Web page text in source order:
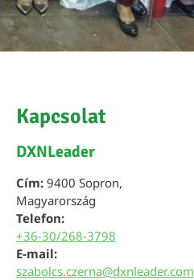
Kapcsolat
DXNLeader
Cím: 9400 Sopron,
Magyarország
Telefon:
+36-30/268-3798
E-mail:
szabolcs.czerna@dxnleader.com